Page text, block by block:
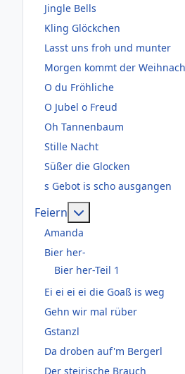
Jingle Bells
Kling Glöckchen
Lasst uns froh und munter
Morgen kommt der
O du Fröhliche
O Jubel o Freud
Oh Tannenbaum
Stille Nacht
Süßer die Glocken
s Gebot is scho ausgangen
Feiern
Amanda
Bier her-
Bier her-Teil 1
Ei ei ei ei die Goaß is weg
Gehn wir mal rüber
Gstanzl
Da droben auf'm Bergerl
Der steirische Brauch